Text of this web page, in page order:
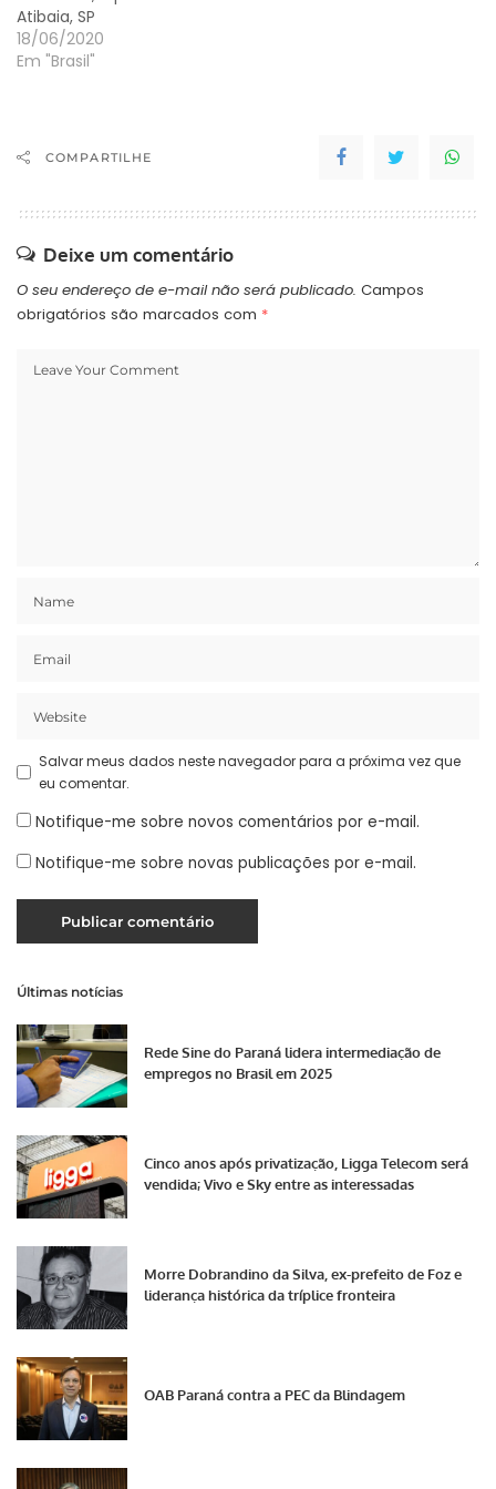
Atibaia, SP
18/06/2020
Em "Brasil"
COMPARTILHE
Deixe um comentário
O seu endereço de e-mail não será publicado. Campos
obrigatórios são marcados com *
Salvar meus dados neste navegador para a próxima vez que
eu comentar.
Notifique-me sobre novos comentários por e-mail.
Notifique-me sobre novas publicações por e-mail.
Últimas notícias
Rede Sine do Paraná lidera intermediação de
empregos no Brasil em 2025
Cinco anos após privatização, Ligga Telecom será
vendida; Vivo e Sky entre as interessadas
Morre Dobrandino da Silva, ex-prefeito de Foz e
liderança histórica da tríplice fronteira
OAB Paraná contra a PEC da Blindagem